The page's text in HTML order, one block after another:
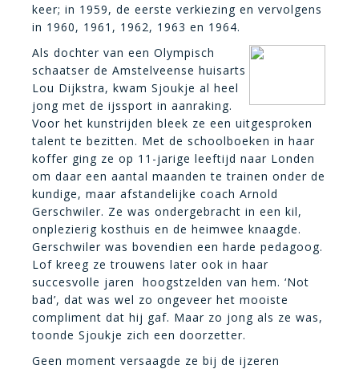
keer; in 1959, de eerste verkiezing en vervolgens
in 1960, 1961, 1962, 1963 en 1964.
Als dochter van een Olympisch
schaatser de Amstelveense huisarts
Lou Dijkstra, kwam Sjoukje al heel
jong met de ijssport in aanraking.
Voor het kunstrijden bleek ze een uitgesproken
talent te bezitten. Met de schoolboeken in haar
koffer ging ze op 11-jarige leeftijd naar Londen
om daar een aantal maanden te trainen onder de
kundige, maar afstandelijke coach Arnold
Gerschwiler. Ze was ondergebracht in een kil,
onplezierig kosthuis en de heimwee knaagde.
Gerschwiler was bovendien een harde pedagoog.
Lof kreeg ze trouwens later ook in haar
succesvolle jaren hoogstzelden van hem. ‘Not
bad’, dat was wel zo ongeveer het mooiste
compliment dat hij gaf. Maar zo jong als ze was,
toonde Sjoukje zich een doorzetter.
Geen moment versaagde ze bij de ijzeren